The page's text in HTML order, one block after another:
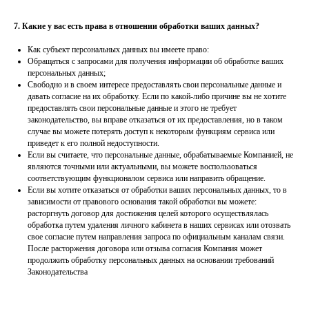
7. Какие у вас есть права в отношении обработки ваших данных?
Как субъект персональных данных вы имеете право:
Обращаться с запросами для получения информации об обработке ваших
персональных данных;
Свободно и в своем интересе предоставлять свои персональные данные и
давать согласие на их обработку. Если по какой-либо причине вы не хотите
предоставлять свои персональные данные и этого не требует
законодательство, вы вправе отказаться от их предоставления, но в таком
случае вы можете потерять доступ к некоторым функциям сервиса или
приведет к его полной недоступности.
Если вы считаете, что персональные данные, обрабатываемые Компанией, не
являются точными или актуальными, вы можете воспользоваться
соответствующим функционалом сервиса или направить обращение.
Если вы хотите отказаться от обработки ваших персональных данных, то в
зависимости от правового основания такой обработки вы можете:
расторгнуть договор для достижения целей которого осуществлялась
обработка путем удаления личного кабинета в наших сервисах или отозвать
свое согласие путем направления запроса по официальным каналам связи.
После расторжения договора или отзыва согласия Компания может
продолжить обработку персональных данных на основании требований
Законодательства